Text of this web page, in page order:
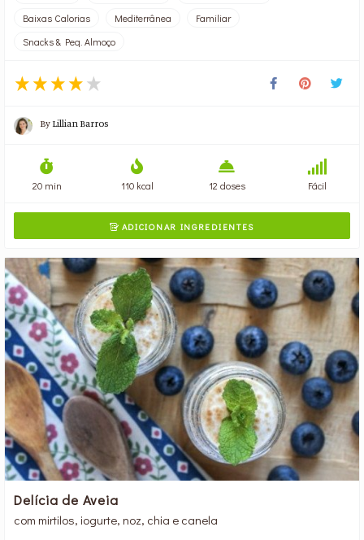
Baixas Calorias
Mediterrânea
Familiar
Snacks & Peq. Almoço
ByLillian Barros
20 min 110 kcal 12 doses Fácil
ADICIONAR INGREDIENTES
Delícia de Aveia
com mirtilos, iogurte, noz, chia e canela